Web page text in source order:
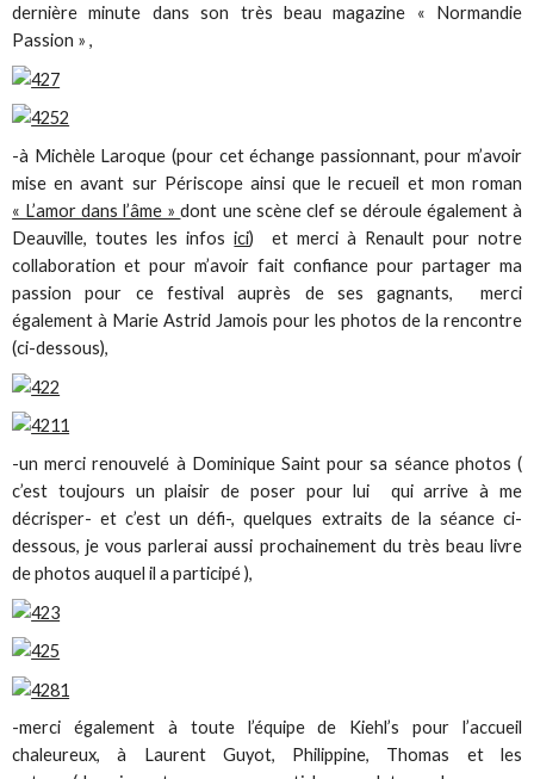
dernière minute dans son très beau magazine « Normandie
Passion » ,
-à Michèle Laroque (pour cet échange passionnant, pour m’avoir
mise en avant sur Périscope ainsi que le recueil et mon roman
« L’amor dans l’âme »dont une scène clef se déroule également à
Deauville, toutes les infosici) et merci à Renault pour notre
collaboration et pour m’avoir fait confiance pour partager ma
passion pour ce festival auprès de ses gagnants, merci
également à Marie Astrid Jamois pour les photos de la rencontre
(ci-dessous),
-un merci renouvelé à Dominique Saint pour sa séance photos (
c’est toujours un plaisir de poser pour lui qui arrive à me
décrisper- et c’est un défi-, quelques extraits de la séance ci-
dessous, je vous parlerai aussi prochainement du très beau livre
de photos auquel il a participé ),
-merci également à toute l’équipe de Kiehl’s pour l’accueil
chaleureux, à Laurent Guyot, Philippine, Thomas et les